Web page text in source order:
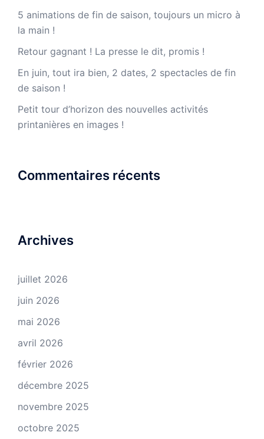
5 animations de fin de saison, toujours un micro à
la main !
Retour gagnant ! La presse le dit, promis !
En juin, tout ira bien, 2 dates, 2 spectacles de fin
de saison !
Petit tour d’horizon des nouvelles activités
printanières en images !
Commentaires récents
Archives
juillet 2026
juin 2026
mai 2026
avril 2026
février 2026
décembre 2025
novembre 2025
octobre 2025